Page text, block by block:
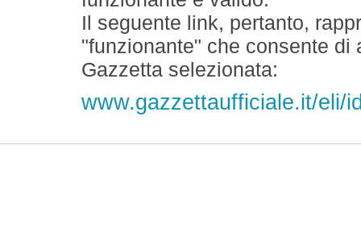
Il seguente link, pertanto,
"funzionante" che consente
Gazzetta selezionata:
www.gazzettaufficiale.it/eli/